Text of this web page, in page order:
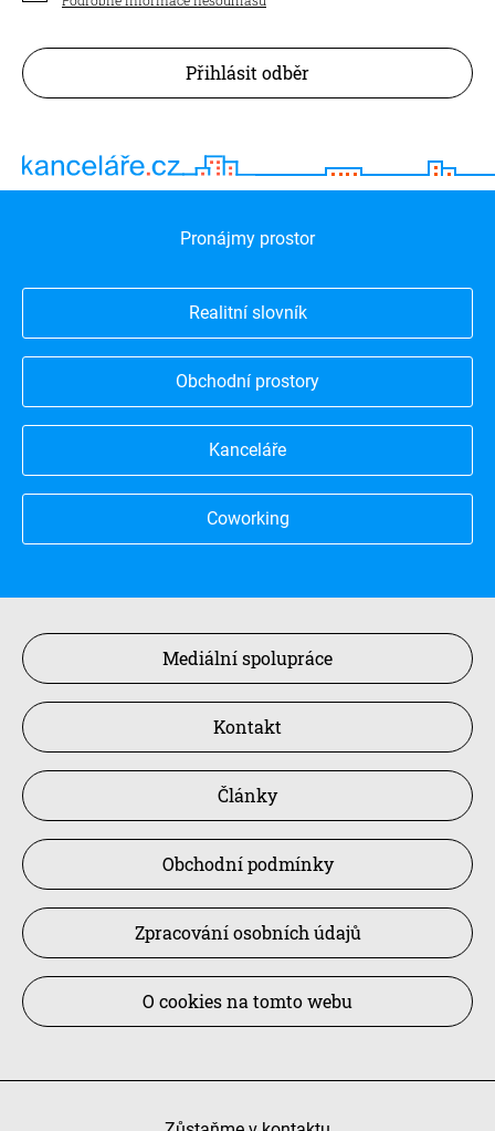
Přihlásit odběr
Pronájmy prostor
Realitní slovník
Obchodní prostory
Kanceláře
Coworking
Mediální spolupráce
Kontakt
Články
Obchodní podmínky
Zpracování osobních údajů
O cookies na tomto webu